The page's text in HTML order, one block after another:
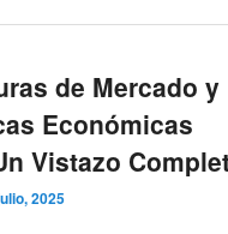
de Mercado y
Económicas
Vistazo
2025